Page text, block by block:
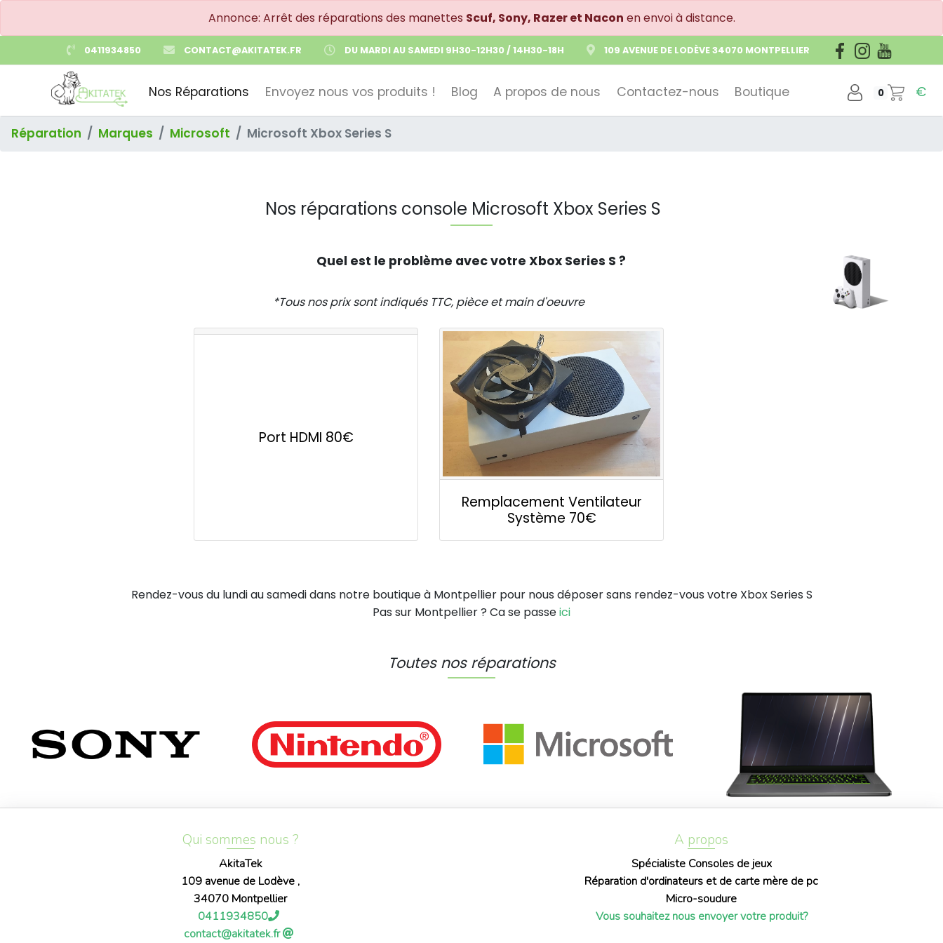
Annonce: Arrêt des réparations des manettes Scuf, Sony, Razer et Nacon en envoi à distance.
0411934850 CONTACT@AKITATEK.FR DU MARDI AU SAMEDI 9H30-12H30 / 14H30-18H 109 AVENUE DE LODÈVE 34070 MONTPELLIER
Nos Réparations Envoyez nous vos produits ! Blog A propos de nous Contactez-nous Boutique 0 €
Réparation Marques Microsoft Microsoft Xbox Series S
Nos réparations console Microsoft Xbox Series S
Quel est le problème avec votre Xbox Series S ?
*Tous nos prix sont indiqués TTC, pièce et main d'oeuvre
Port HDMI 80€
Remplacement Ventilateur
Système 70€
Rendez-vous du lundi au samedi dans notre boutique à Montpellier pour nous déposer sans rendez-vous votre Xbox Series S
Pas sur Montpellier ? Ca se passeici
Toutes nos réparations
Qui sommes nous ?
AkitaTek
109 avenue de Lodève ,
34070 Montpellier
0411934850
contact@akitatek.fr
A propos
Spécialiste Consoles de jeux
Réparation d'ordinateurs et de carte mère de pc
Micro-soudure
Vous souhaitez nous envoyer votre produit?